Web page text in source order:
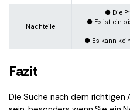
Nachteile
● Die
● Es ist ein
● Es kann
Fazit
Die Suche nach dem richtigen